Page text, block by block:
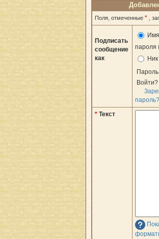
Поля, отмеченные * ,
Подписать
сообщение
как
Имя
пароля
Ник
Пароль
Войти?
пароль?
* Текст